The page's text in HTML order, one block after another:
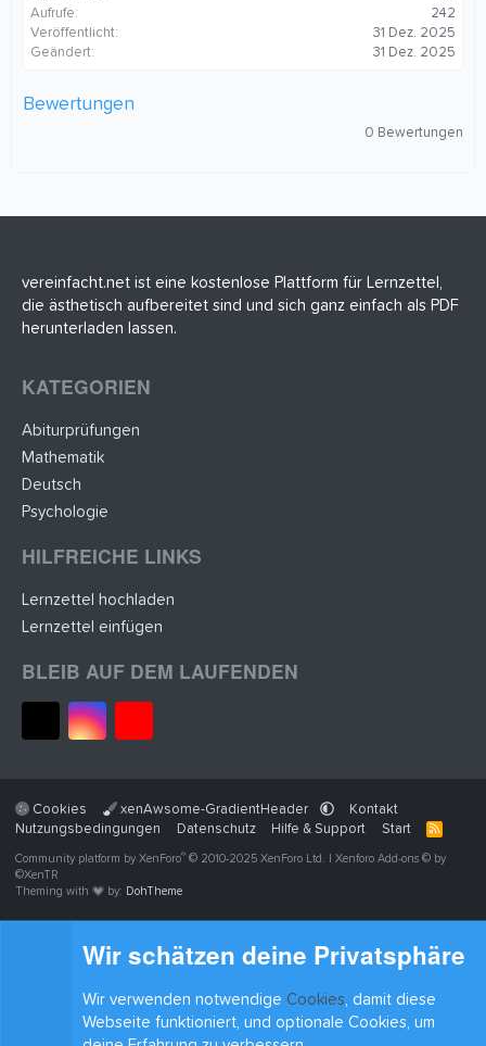
Aufrufe
242
Veröffentlicht
31 Dez. 2025
Geändert
31 Dez. 2025
Bewertungen
t
(
)
0 Bewertungen
vereinfacht.net ist eine kostenlose Plattform für Lernzettel,
die ästhetisch aufbereitet sind und sich ganz einfach als PDF
herunterladen lassen.
KATEGORIEN
Abiturprüfungen
Mathematik
Deutsch
Psychologie
HILFREICHE LINKS
Lernzettel hochladen
Lernzettel einfügen
BLEIB AUF DEM LAUFENDEN
Cookies xenAwsome-GradientHeader
Kontakt
Nutzungsbedingungen
Datenschutz Hilfe & Support Start
R
S
Community platform by XenForo® © 2010-2025 XenForo Ltd. Xenforo Add-ons © by
©XenTR
Theming with
by: DohTheme
Wir schätzen deine Privatsphäre
Wir verwenden notwendige Cookies, damit diese
Webseite funktioniert, und optionale Cookies, um